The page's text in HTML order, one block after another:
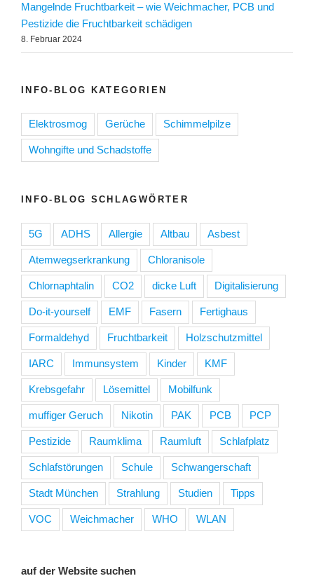
Mangelnde Fruchtbarkeit – wie Weichmacher, PCB und
Pestizide die Fruchtbarkeit schädigen
8. Februar 2024
INFO-BLOG KATEGORIEN
Elektrosmog Gerüche Schimmelpilze
Wohngifte und Schadstoffe
INFO-BLOG SCHLAGWÖRTER
5G ADHS Allergie Altbau Asbest
Atemwegserkrankung Chloranisole
Chlornaphtalin CO2 dicke Luft Digitalisierung
Do-it-yourself EMF Fasern Fertighaus
Formaldehyd Fruchtbarkeit Holzschutzmittel
IARC Immunsystem Kinder KMF
Krebsgefahr Lösemittel Mobilfunk
muffiger Geruch Nikotin PAK PCB PCP
Pestizide Raumklima Raumluft Schlafplatz
Schlafstörungen Schule Schwangerschaft
Stadt München Strahlung Studien Tipps
VOC Weichmacher WHO WLAN
auf der Website suchen